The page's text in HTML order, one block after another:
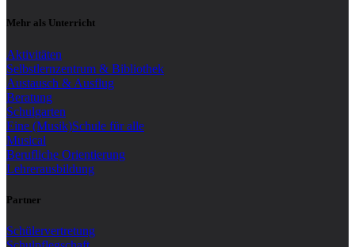
Mehr als Unterricht
Aktivitäten
Selbstlernzentrum & Bibliothek
Austausch & Ausflug
Beratung
Schulgarten
Eine (Musik)Schule für alle
Musical
Berufliche Orientierung
Lehrerausbildung
Partner
Schülervertretung